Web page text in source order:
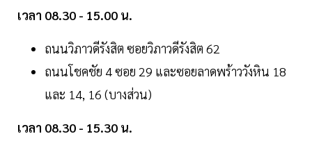
เวลา 08.30 - 15.00 น.
ถนนวิภาวดีรังสิต ซอยวิภาวดีรังสิต 62
ถนนโชคชัย 4 ซอย 29 และซอยลาดพร้าววังหิน 18
และ 14, 16 (บางส่วน)
เวลา 08.30 - 15.30 น.